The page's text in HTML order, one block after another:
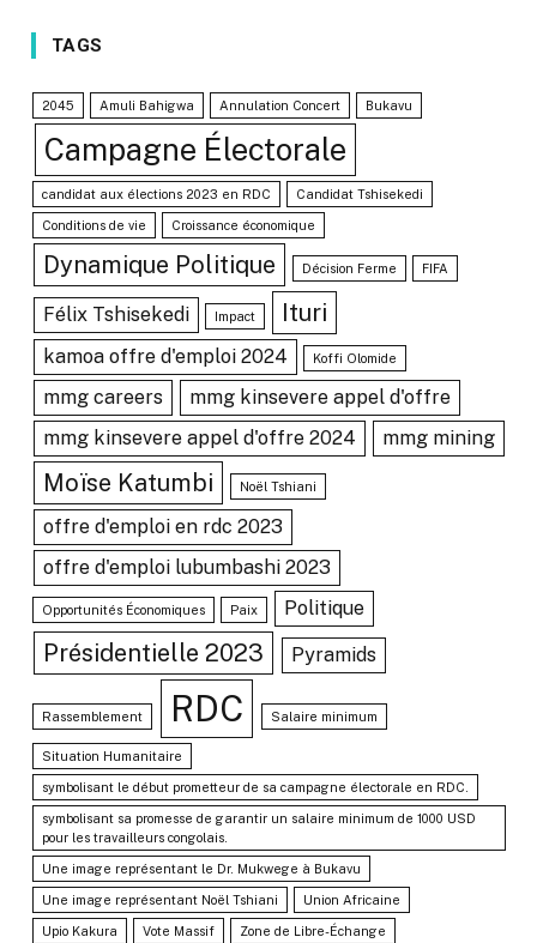
TAGS
2045 Amuli Bahigwa Annulation Concert Bukavu
Campagne Électorale
candidat aux élections 2023 en RDC Candidat Tshisekedi
Conditions de vie Croissance économique
Dynamique Politique Décision Ferme FIFA
Félix Tshisekedi Impact Ituri
kamoa offre d'emploi 2024 Koffi Olomide
mmg careers
mmg kinsevere appel d'offre
mmg kinsevere appel d'offre 2024
mmg mining
Moïse Katumbi Noël Tshiani
offre d'emploi en rdc 2023
offre d'emploi lubumbashi 2023
Opportunités Économiques Paix Politique
Présidentielle 2023 Pyramids
Rassemblement RDC Salaire minimum
Situation Humanitaire
symbolisant le début prometteur de sa campagne électorale en RDC.
symbolisant sa promesse de garantir un salaire minimum de 1000 USD
pour les travailleurs congolais.
Une image représentant le Dr. Mukwege à Bukavu
Une image représentant Noël Tshiani Union Africaine
Upio Kakura Vote Massif Zone de Libre-Échange